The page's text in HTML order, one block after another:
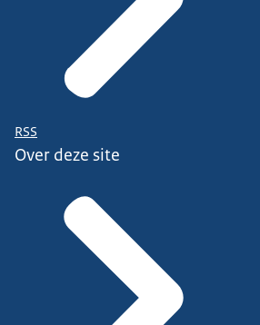
RSS
Over deze site